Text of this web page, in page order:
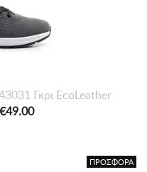
Γκρι EcoLeather
€49.00
ΠΡΟΣΦΟΡΑ